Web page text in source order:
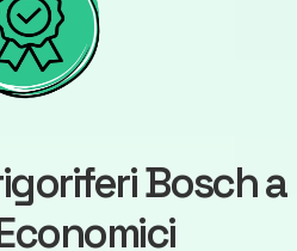
Bosch a